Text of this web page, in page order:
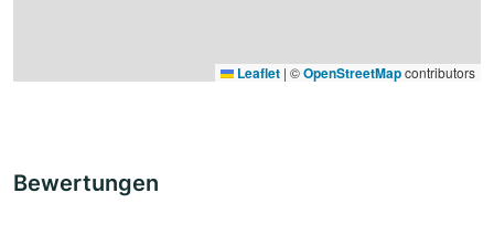
Leaflet | ©OpenStreetMapcontributors
Bewertungen